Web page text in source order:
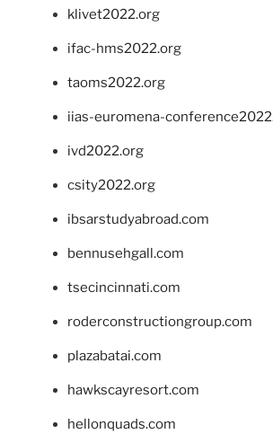
klivet2022.org
ifac-hms2022.org
taoms2022.org
iias-euromena-
ivd2022.org
csity2022.org
ibsarstudyabroad.com
bennusehgall.com
tsecincinnati.com
roderconstructiongroup.com
plazabatai.com
hawkscayresort.com
hellonquads.com